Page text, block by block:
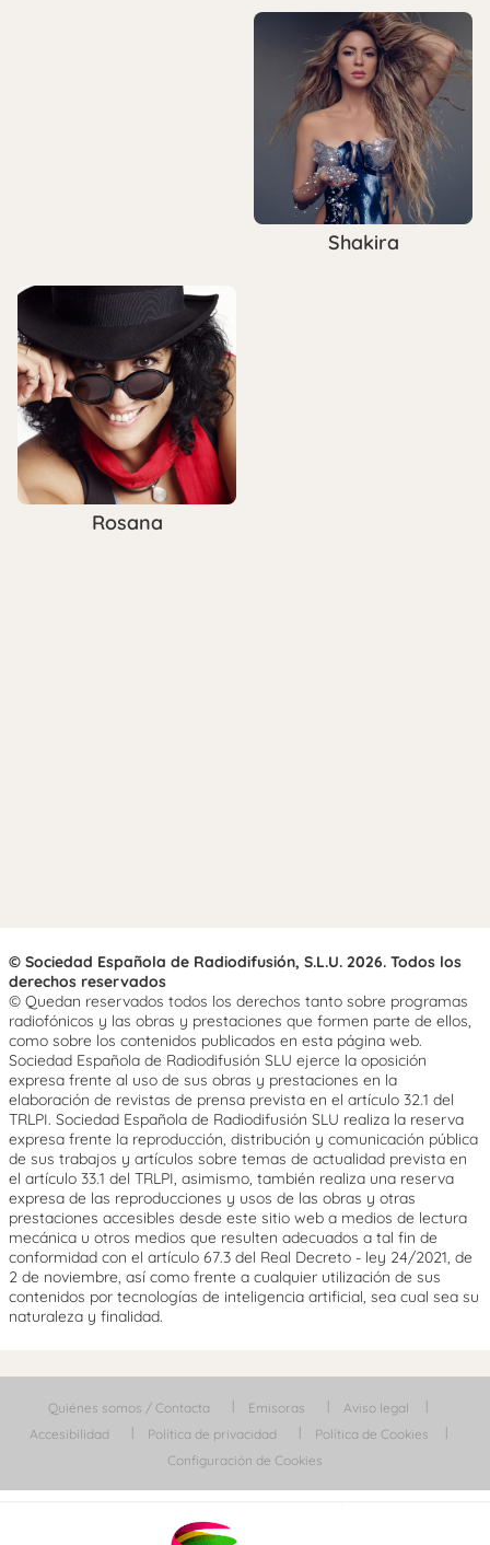
Shakira
Rosana
© Sociedad Española de Radiodifusión, S.L.U. 2026. Todos los
derechos reservados
© Quedan reservados todos los derechos tanto sobre programas
radiofónicos y las obras y prestaciones que formen parte de ellos,
como sobre los contenidos publicados en esta página web.
Sociedad Española de Radiodifusión SLU ejerce la oposición
expresa frente al uso de sus obras y prestaciones en la
elaboración de revistas de prensa prevista en el artículo 32.1 del
TRLPI. Sociedad Española de Radiodifusión SLU realiza la reserva
expresa frente la reproducción, distribución y comunicación pública
de sus trabajos y artículos sobre temas de actualidad prevista en
el artículo 33.1 del TRLPI, asimismo, también realiza una reserva
expresa de las reproducciones y usos de las obras y otras
prestaciones accesibles desde este sitio web a medios de lectura
mecánica u otros medios que resulten adecuados a tal fin de
conformidad con el artículo 67.3 del Real Decreto - ley 24/2021, de
2 de noviembre, así como frente a cualquier utilización de sus
contenidos por tecnologías de inteligencia artificial, sea cual sea su
naturaleza y finalidad.
Quiénes somos / Contacta Emisoras
Aviso legal
Accesibilidad
Política de privacidad
Política de Cookies
Configuración de Cookies